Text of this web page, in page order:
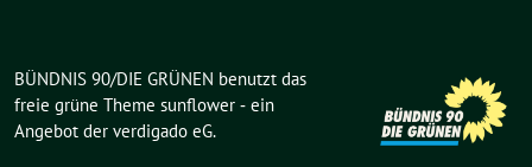
BÜNDNIS 90/DIE GRÜNEN benutzt das
freie grüne Theme sunflower ‐ ein
Angebot der verdigado eG.